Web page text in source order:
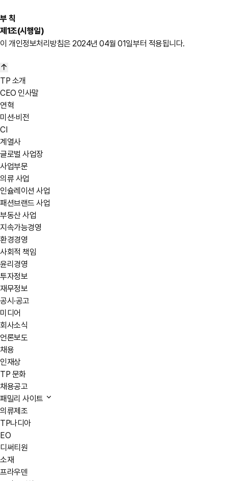
부 칙
제1조(시행일)
이 개인정보처리방침은 2024년 04월 01일부터 적용됩니다.
TP 소개
CEO 인사말
연혁
미션·비전
CI
계열사
글로벌 사업장
사업부문
의류 사업
인슐레이션 사업
패션브랜드 사업
부동산 사업
지속가능경영
환경경영
사회적 책임
윤리경영
투자정보
재무정보
공시·공고
미디어
회사소식
언론보도
채용
인재상
TP 문화
채용공고
패밀리 사이트
의류제조
TP나디아
EO
디써티원
소재
프라우덴